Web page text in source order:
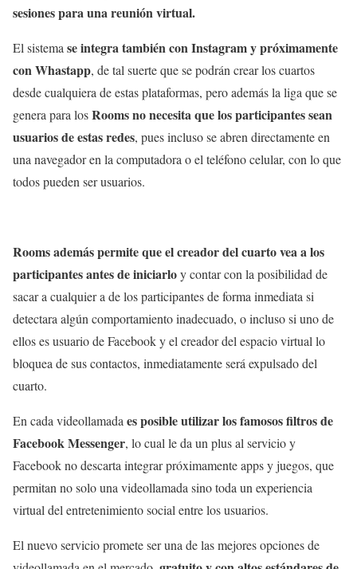
sesiones para una reunión virtual.
El sistema se integra también con Instagram y próximamente
con Whastapp, de tal suerte que se podrán crear los cuartos
desde cualquiera de estas plataformas, pero además la liga que se
genera para losRooms no necesita que los participantes sean
usuarios de estas redes, pues incluso se abren directamente en
una navegador en la computadora o el teléfono celular, con lo que
todos pueden ser usuarios.
Rooms además permite que el creador del cuarto vea a los
participantes antes de iniciarloy contar con la posibilidad de
sacar a cualquier a de los participantes de forma inmediata si
detectara algún comportamiento inadecuado, o incluso si uno de
ellos es usuario de Facebook y el creador del espacio virtual lo
bloquea de sus contactos, inmediatamente será expulsado del
cuarto.
En cada videollamada es posible utilizar los famosos filtros de
Facebook Messenger, lo cual le da un plus al servicio y
Facebook no descarta integrar próximamente apps y juegos, que
permitan no solo una videollamada sino toda un experiencia
virtual del entretenimiento social entre los usuarios.
El nuevo servicio promete ser una de las mejores opciones de